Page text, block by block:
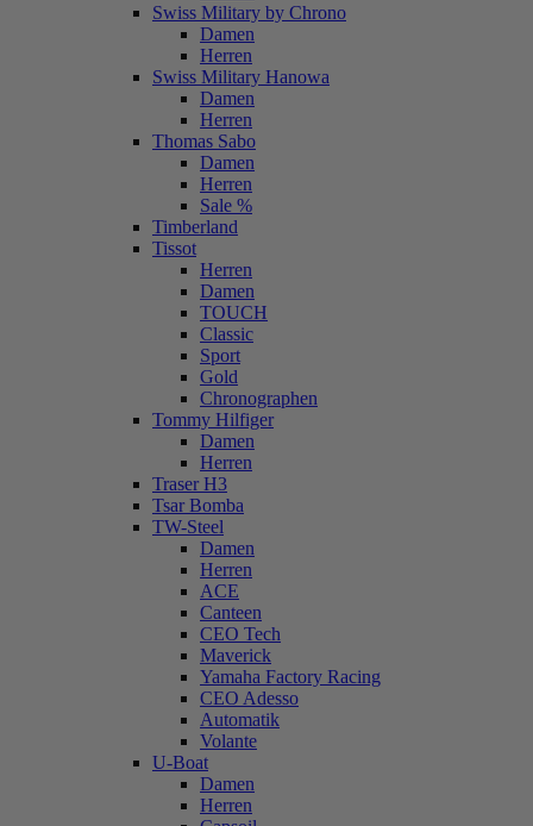
Swiss Military by Chrono
Damen
Herren
Swiss Military Hanowa
Damen
Herren
Thomas Sabo
Damen
Herren
Sale %
Timberland
Tissot
Herren
Damen
TOUCH
Classic
Sport
Gold
Chronographen
Tommy Hilfiger
Damen
Herren
Traser H3
Tsar Bomba
TW-Steel
Damen
Herren
ACE
Canteen
CEO Tech
Maverick
Yamaha Factory Racing
CEO Adesso
Automatik
Volante
U-Boat
Damen
Herren